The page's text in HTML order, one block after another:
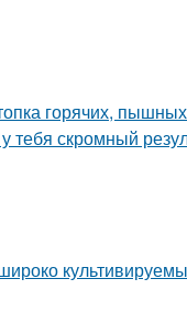
горячих,
тебя скромный